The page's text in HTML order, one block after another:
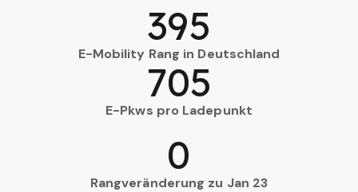
E-Mobility Rang in Deutschland
395
E-Pkws pro Ladepunkt
705
Rangveränderung zu Jan 23
0